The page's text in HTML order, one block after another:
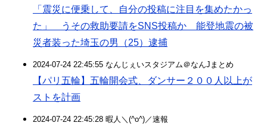
「震災に便乗して、自分の投稿に注目を集めたかっ
た」 うその救助要請をSNS投稿か 能登地震の被
災者装った埼玉の男（25）逮捕
2024-07-24 22:45:55 なんじぇいスタジアム＠なんJまとめ
【パリ五輪】五輪開会式、ダンサー２００人以上が
ストを計画
2024-07-24 22:45:28 暇人＼(^o^)／速報